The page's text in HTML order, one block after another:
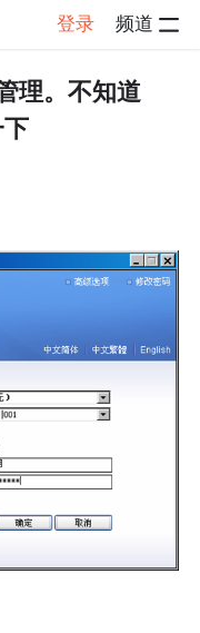
登录 频道
详情
理。不知道